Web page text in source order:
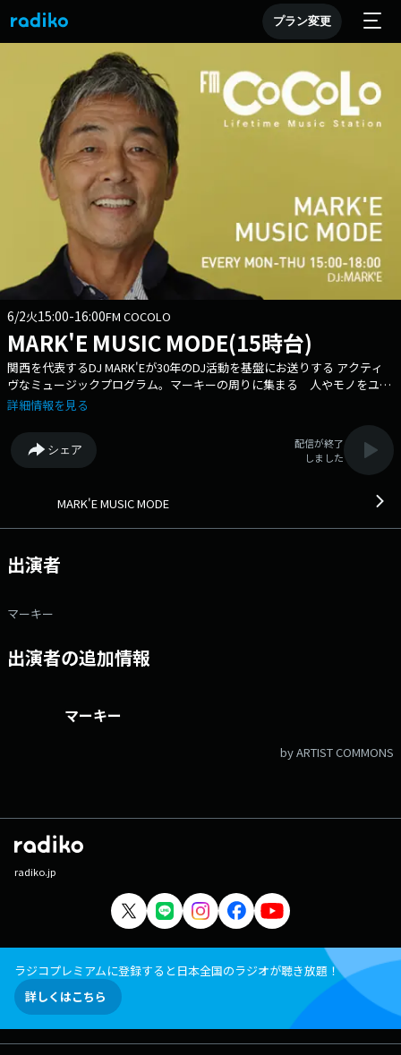
プラン変更
6/2火15:00-16:00FM COCOLO
MARK'E MUSIC MODE(15時台)
関西を代表するDJ MARK'Eが30年のDJ活動を基盤にお送りする アクティ
ヴなミュージックプログラム。マーキーの周りに集まる 人やモノをユニ
ークな目線で切り取り紹介していきます。 思わず口ずさんでしまう洋楽・
ホームページ ●リクエスト・メッセージ ●facebookページ
●twitterハッシュタグ「#fmcocolo765」 ●twitterアカウント
「@fmcocolo765」
詳細情報を見る
シェア
配信が終了
しました
MARK'E MUSIC MODE
出演者
マーキー
出演者の追加情報
マーキー
by ARTIST COMMONS
radiko.jp
ラジコプレミアムに登録すると日本全国のラジオが聴き放題！
詳しくはこちら